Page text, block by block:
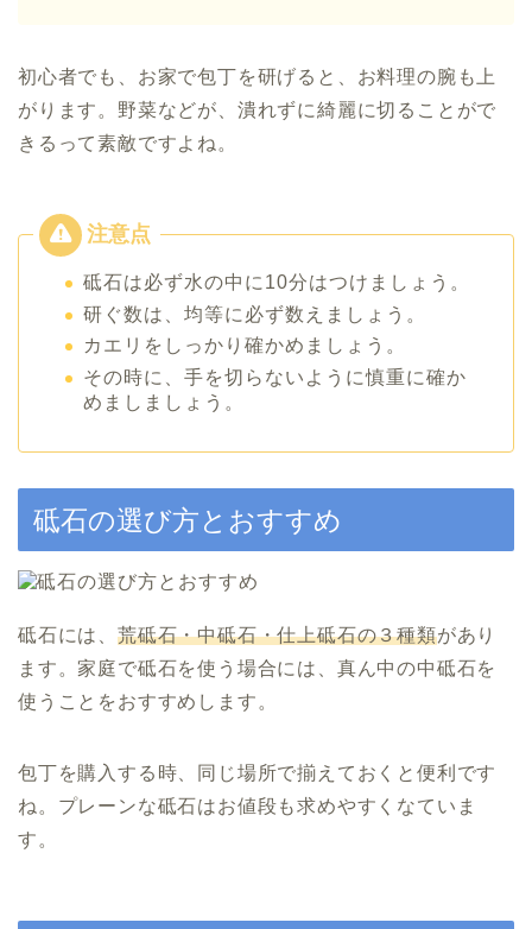
初心者でも、お家で包丁を研げると、お料理の腕も上
がります。野菜などが、潰れずに綺麗に切ることがで
きるって素敵ですよね。
砥石は必ず水の中に10分はつけましょう。
研ぐ数は、均等に必ず数えましょう。
カエリをしっかり確かめましょう。
その時に、手を切らないように慎重に確か
めましましょう。
砥石の選び方とおすすめ
砥石には、 荒砥石・中砥石・仕上砥石の３種類があり
ます。家庭で砥石を使う場合には、真ん中の中砥石を
使うことをおすすめします。
包丁を購入する時、同じ場所で揃えておくと便利です
ね。プレーンな砥石はお値段も求めやすくなていま
す。